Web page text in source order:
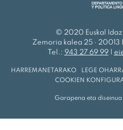
© 2020 Euskal
Zemoria kalea 25 · 20013
Tel.: 943 27 69 99|
HARREMANETARAKO LEGE
COOKIEN
Garapena eta diseinua